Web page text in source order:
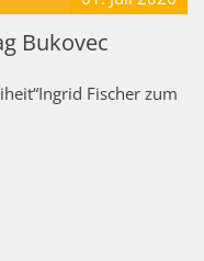
Bukovec
Fischer zum